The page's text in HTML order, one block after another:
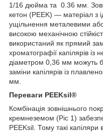
1/16 дюйма та 0.36 мм.
кетон (PEEK) — матеріал з
ущільнення металевими
високою механічною
використаний як прямий
хроматографії капілярів із
діаметром 0,36 мм можуть
заміни капілярів із
мм.
Переваги PEEKsil®
Комбінація зовнішнього
кремнеземом (Ріс 1)
PEEKsil. Тому такі капіляри